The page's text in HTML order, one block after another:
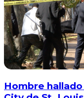
Hombre